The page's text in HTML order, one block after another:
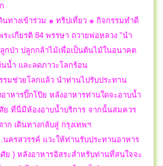
ทางเข้าร่วม ๑ ทริปเที่ยว ๑ กิจกรรมทำดี
ะเกียรติ 84 พรรษา ถวายพ่อหลวง "นำ
กป่า ปลูกกล้าไม้เพื่อเป็นต้นไม้ในอนาคต
น้ำ และลดภาวะโลกร้อน
รมช่วยโลกแล้ว นำท่านไปรับประทาน
าหารปิ๊กโป๊ย หลังอาหารท่านใดจะอาบน้ำ
ย ที่นี่มีห้องอาบน้ำบริการ จากนั้นสมควร
ก เดินทางกลับสู่ กรุงเทพฯ
.นครสวรรค์ แวะให้ท่านรับประทานอาหาร
ย ) หลังอาหารอิสระสำหรับท่านที่สนใจจะ